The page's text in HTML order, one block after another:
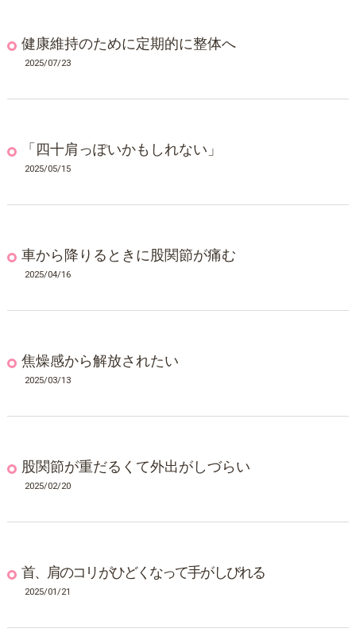
健康維持のために定期的に整体へ
2025/07/23
「四十肩っぽいかもしれない」
2025/05/15
車から降りるときに股関節が痛む
2025/04/16
焦燥感から解放されたい
2025/03/13
股関節が重だるくて外出がしづらい
2025/02/20
首、肩のコリがひどくなって手がしびれる
2025/01/21